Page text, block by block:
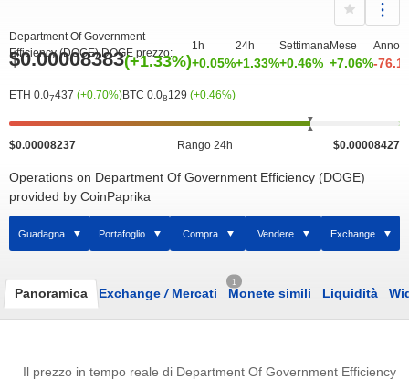
Department Of Government
Efficiency (DOGE) DOGE prezzo:
$0.00008383(+1.33%)
1h
+0.05%
24h
+1.33%
Settimana
+0.46%
Mese
+7.06%
Anno
-
ETH 0.07437 (+0.70%)BTC 0.08129 (+0.46%)
$0.00008237 Rango 24h $0.00008427
Operations on Department Of Government Efficiency (DOGE)
provided by CoinPaprika
Guadagna Portafoglio Compra Vendere Exchange
Panoramica Exchange /Mercati
1
Monete simili Liquidità
Il prezzo in tempo reale di Department Of Government Efficiency